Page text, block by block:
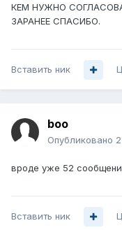
КЕМ НУЖНО
ЗАРАНЕЕ СПАСИБО.
Вставить ник
boo
Опубликовано
вроде уже 52
Вставить ник